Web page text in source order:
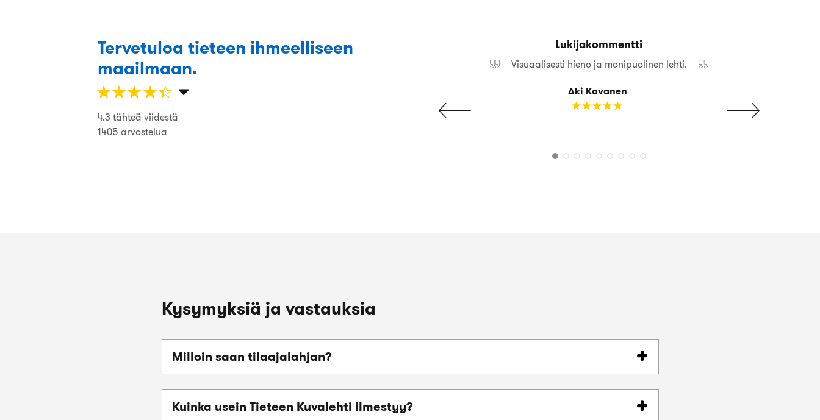
Tervetuloa tieteen ihmeelliseen
maailmaan.
☆☆☆☆☆
★★★★★
4.3 tähteä viidestä
1405 arvostelua
Lukijakommentti
Erittäin mielenkiintoisia tiede artikkeleita, sopivan mittaisina
annoksina.
Visuaalisesti hieno ja monipuolinen lehti.
Aki Kovanen
☆☆☆☆☆
★★★★★
Kysymyksiä ja vastauksia
Milloin saan tilaajalahjan?
Kuinka usein Tieteen Kuvalehti ilmestyy?